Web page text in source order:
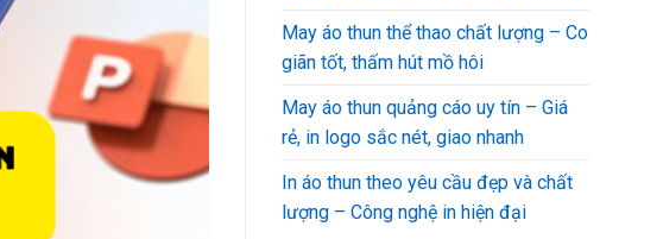
May áo thun thể thao chất lượng – Co
giãn tốt, thấm hút mồ hôi
May áo thun quảng cáo uy tín – Giá
rẻ, in logo sắc nét, giao nhanh
In áo thun theo yêu cầu đẹp và chất
lượng – Công nghệ in hiện đại